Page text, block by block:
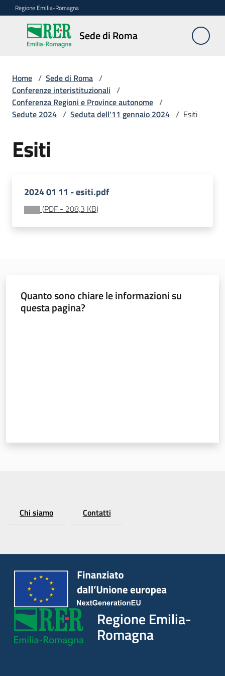
Vai al contenuto
Vai alla navigazione
Vai al footer
Regione Emilia-Romagna
Sede di Roma
Sede
di
Novità
Servizi
della
Conferenze
interistituzionali
Emilia-
Regione
Novità
Servizi
Leggi Atti Bandi
Home / Sede di Roma /
Conferenze interistituzionali /
Conferenza Regioni e Province autonome /
Sedute 2024 / Seduta dell'11 gennaio 2024 / Esiti
Esiti
2024 01 11 - esiti.pdf
(PDF - 208,3 KB)
Quanto sono chiare le informazioni su
questa pagina?
Chi siamo Contatti
Regione Emilia-
Romagna